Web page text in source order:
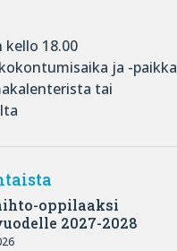
18.00
ja -paikka
tai
oppilaaksi
2027-2028